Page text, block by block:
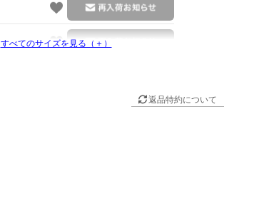
すべてのサイズを見る（＋）
返品特約について